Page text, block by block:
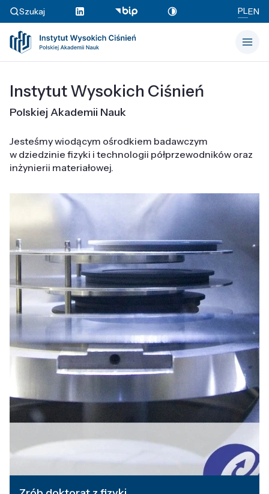
Szukaj PLEN
Instytut Wysokich Ciśnień
Polskiej Akademii Nauk
Jesteśmy wiodącym ośrodkiem badawczym
w dziedzinie fizyki i technologii półprzewodników oraz
inżynierii materiałowej.